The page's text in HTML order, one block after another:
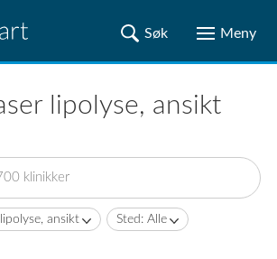
lipolyse, ansikt
ansikt Sted: Alle